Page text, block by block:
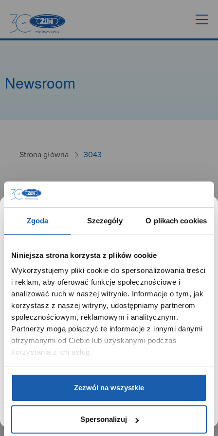
Zgoda Szczegóły O plikach cookies
Niniejsza strona korzysta z plików cookie
Wykorzystujemy pliki cookie do spersonalizowania treści
i reklam, aby oferować funkcje społecznościowe i
analizować ruch w naszej witrynie. Informacje o tym, jak
korzystasz z naszej witryny, udostępniamy partnerom
społecznościowym, reklamowym i analitycznym.
Partnerzy mogą połączyć te informacje z innymi danymi
otrzymanymi od Ciebie lub uzyskanymi podczas
korzystania z ich usług.
Zezwól na wszystkie
Spersonalizuj
Newsroom
Strona główna 3043
3043
26.09.2024
GRUPA ZIBI
Historia
Misja, wizja i wartości Grupy Zibi
Ważne daty
Kariera
Zgoda na ciasteczka
PRODUKTY
Kalkulatory
SIECI SPRZEDAŻY
SZANOWNY UŻYTKOWNIKU,
SZANOWNA UŻYTKOWNICZKO
Używamy plików cookie w celach analitycznych,
statystycznych i marketingowych, w tym aby analizować
ruch w tej witrynie, optymalizować jej działanie oraz
zapamiętywać Twoje preferencje.